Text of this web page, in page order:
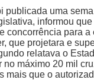
publicada uma
informou
concorrência para
que projetara e
relatava o
no máximo 20 mil
mais que o